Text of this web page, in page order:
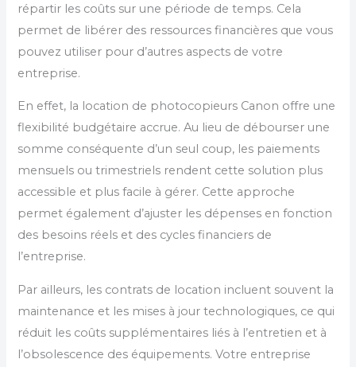
répartir les coûts sur une période de temps. Cela
permet de libérer des ressources financières que vous
pouvez utiliser pour d’autres aspects de votre
entreprise.
En effet, la location de photocopieurs Canon offre une
flexibilité budgétaire accrue. Au lieu de débourser une
somme conséquente d’un seul coup, les paiements
mensuels ou trimestriels rendent cette solution plus
accessible et plus facile à gérer. Cette approche
permet également d’ajuster les dépenses en fonction
des besoins réels et des cycles financiers de
l’entreprise.
Par ailleurs, les contrats de location incluent souvent la
maintenance et les mises à jour technologiques, ce qui
réduit les coûts supplémentaires liés à l’entretien et à
l’obsolescence des équipements. Votre entreprise